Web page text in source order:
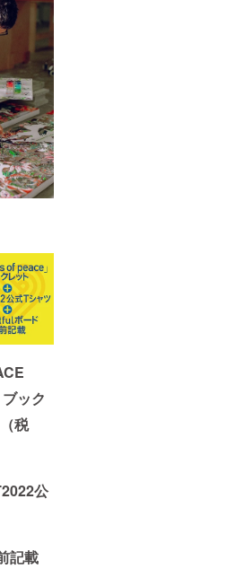
ック
税
公
記載